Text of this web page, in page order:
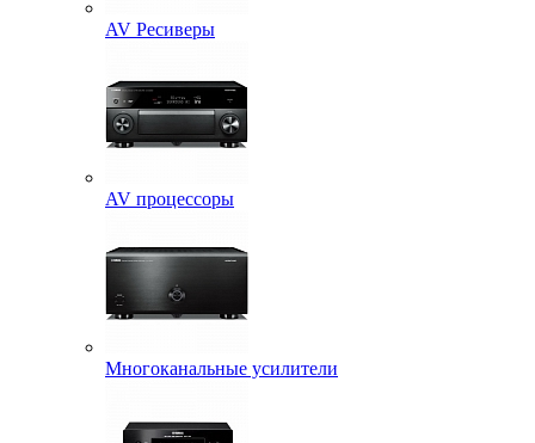
AV Ресиверы
AV процессоры
Многоканальные усилители